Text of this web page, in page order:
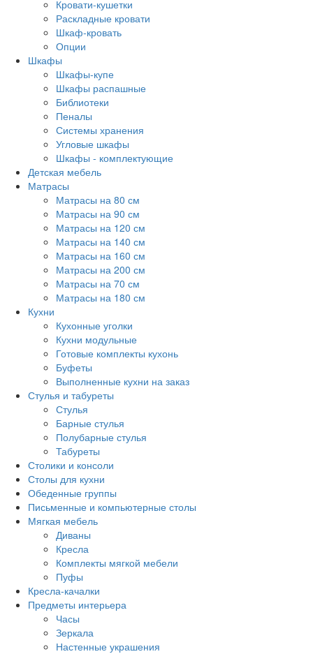
Кровати-кушетки
Раскладные кровати
Шкаф-кровать
Опции
Шкафы
Шкафы-купе
Шкафы распашные
Библиотеки
Пеналы
Системы хранения
Угловые шкафы
Шкафы - комплектующие
Детская мебель
Матрасы
Матрасы на 80 см
Матрасы на 90 см
Матрасы на 120 см
Матрасы на 140 см
Матрасы на 160 см
Матрасы на 200 см
Матрасы на 70 см
Матрасы на 180 см
Кухни
Кухонные уголки
Кухни модульные
Готовые комплекты кухонь
Буфеты
Выполненные кухни на заказ
Стулья и табуреты
Стулья
Барные стулья
Полубарные стулья
Табуреты
Столики и консоли
Столы для кухни
Обеденные группы
Письменные и компьютерные столы
Мягкая мебель
Диваны
Кресла
Комплекты мягкой мебели
Пуфы
Кресла-качалки
Предметы интерьера
Часы
Зеркала
Настенные украшения